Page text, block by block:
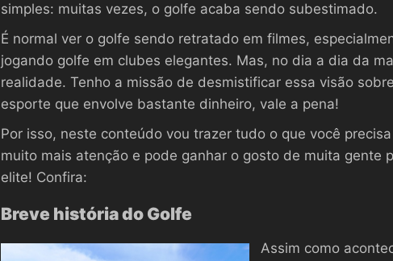
simples: muitas vezes, o golfe acaba sendo subestimado.
É normal ver o golfe sendo retratado em filmes,
jogando golfe em clubes elegantes. Mas, no dia a dia da
realidade. Tenho a missão de desmistificar essa visão
esporte que envolve bastante dinheiro, vale a pena!
Por isso, neste conteúdo vou trazer tudo o que você
muito mais atenção e pode ganhar o gosto de muita gente
elite! Confira:
Breve história do Golfe
Assim como